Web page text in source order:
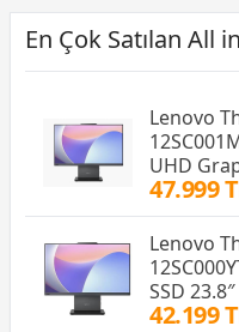
En Çok Satılan All
Lenovo
UHD
47.999
Lenovo
SSD
42.199